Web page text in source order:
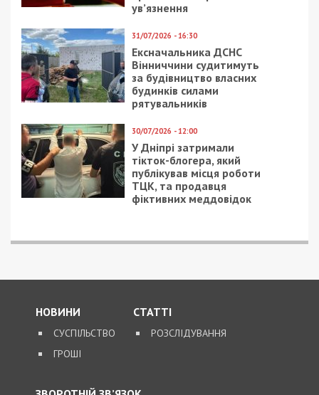
ув’язнення
31/07/2026 - 16:30
Ексначальника ДСНС
Вінниччини судитимуть
за будівництво власних
будинків силами
рятувальників
30/07/2026 - 12:00
У Дніпрі затримали
тікток-блогера, який
публікував місця роботи
ТЦК, та продавця
фіктивних меддовідок
НОВИНИ
СУСПІЛЬСТВО
ГРОШІ
СТАТТІ
РОЗСЛІДУВАННЯ